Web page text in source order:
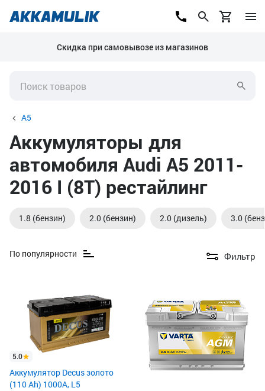
Скидка при самовывозе из магазинов
A5
Аккумуляторы для
автомобиля Audi A5 2011-
2016 I (8T) рестайлинг
1.8 (бензин) 2.0 (бензин) 2.0 (дизель) 3.0
По популярности Фильтр
5.0
Аккумулятор Decus золото
(110 Ah) 1000A, L5